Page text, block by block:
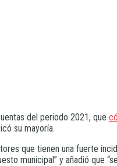
del periodo 2021, que
su mayoría.
que tienen una fuerte
municipal” y añadió que